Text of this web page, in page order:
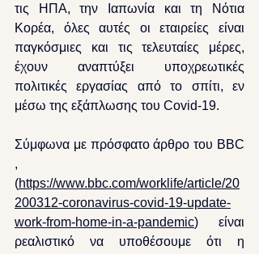
τις ΗΠΑ, την Ιαπωνία και τη Νότια
Κορέα, όλες αυτές οι εταιρείες είναι
παγκόσμιες και τις τελευταίες μέρες,
έχουν αναπτύξει υποχρεωτικές
πολιτικές εργασίας από το σπίτι, εν
μέσω της εξάπλωσης του Covid-19.
Σύμφωνα με πρόσφατο άρθρο του BBC
,
(https://www.bbc.com/worklife/article/20
200312-coronavirus-covid-19-update-
work-from-home-in-a-pandemic) είναι
ρεαλιστικό να υποθέσουμε ότι η